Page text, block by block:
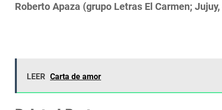
Roberto Apaza (grupo Letras El Carmen;
LEER Carta de amor